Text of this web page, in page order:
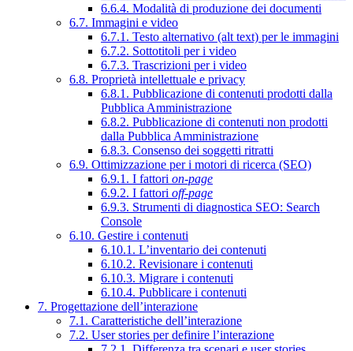
6.6.4. Modalità di produzione dei documenti
6.7. Immagini e video
6.7.1. Testo alternativo (alt text) per le immagini
6.7.2. Sottotitoli per i video
6.7.3. Trascrizioni per i video
6.8. Proprietà intellettuale e privacy
6.8.1. Pubblicazione di contenuti prodotti dalla
Pubblica Amministrazione
6.8.2. Pubblicazione di contenuti non prodotti
dalla Pubblica Amministrazione
6.8.3. Consenso dei soggetti ritratti
6.9. Ottimizzazione per i motori di ricerca (SEO)
6.9.1. I fattori on-page
6.9.2. I fattori off-page
6.9.3. Strumenti di diagnostica SEO: Search
Console
6.10. Gestire i contenuti
6.10.1. L’inventario dei contenuti
6.10.2. Revisionare i contenuti
6.10.3. Migrare i contenuti
6.10.4. Pubblicare i contenuti
7. Progettazione dell’interazione
7.1. Caratteristiche dell’interazione
7.2. User stories per definire l’interazione